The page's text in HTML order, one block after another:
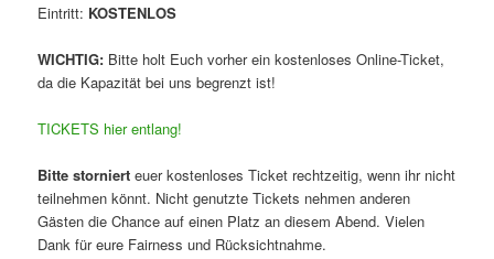
Eintritt: KOSTENLOS
WICHTIG: Bitte holt Euch vorher ein kostenloses Online-Ticket,
da die Kapazität bei uns begrenzt ist!
TICKETS hier entlang!
Bitte storniert euer kostenloses Ticket rechtzeitig, wenn ihr nicht
teilnehmen könnt. Nicht genutzte Tickets nehmen anderen
Gästen die Chance auf einen Platz an diesem Abend. Vielen
Dank für eure Fairness und Rücksichtnahme.